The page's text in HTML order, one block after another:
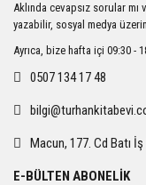
Ürün açıklamasında
Ürün bilgilerinde
Ürün fiyatı diğer
Aklında cevapsız sorular
yazabilir, sosyal medya
Ayrıca, bize hafta içi 09:30 -
0507 134 17 48
Macun, 177. Cd Batı
E-BÜLTEN ABONELİK